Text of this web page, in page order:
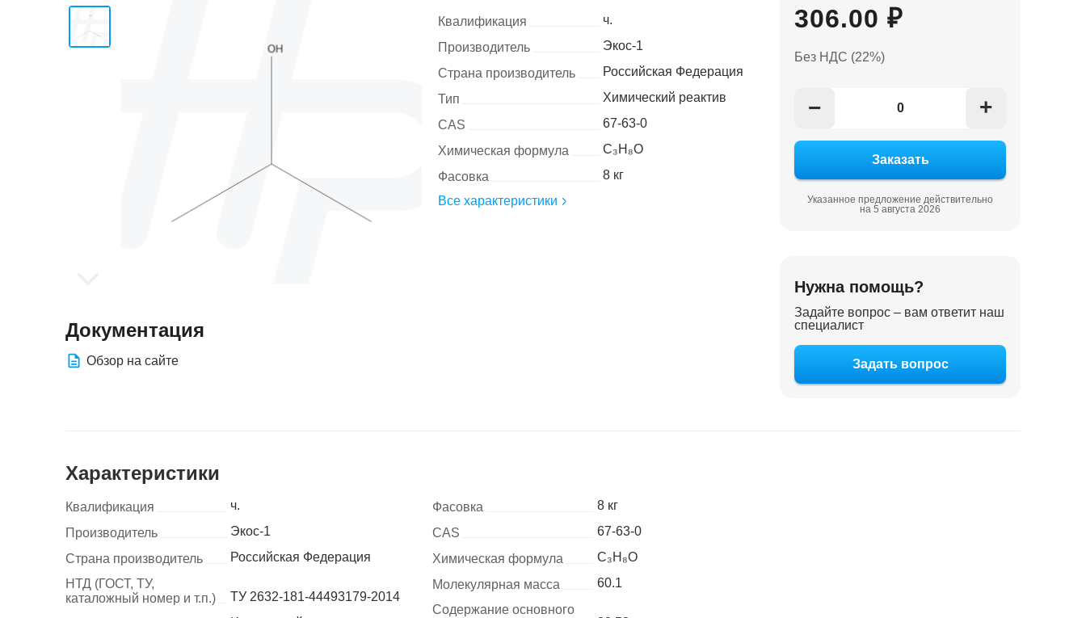
306.00 ₽
Без НДС (22%)
− +
Указанное предложение действительно
на 5 августа 2026
Квалификация
ч.
Производитель
Экос-1
Страна производитель
Российская Федерация
Тип
Химический реактив
CAS
67-63-0
Химическая формула
C₃H₈O
Фасовка
8 кг
Все характеристики
Документация
Обзор на сайте
Нужна помощь?
Задайте вопрос – вам ответит наш
специалист
Задать вопрос
Характеристики
Квалификация
ч.
Производитель
Экос-1
Страна производитель
Российская Федерация
НТД (ГОСТ, ТУ,
каталожный номер и т.п.)
ТУ 2632-181-44493179-2014
Фасовка
8 кг
CAS
67-63-0
Химическая формула
C₃H₈O
Молекулярная масса
60.1
Содержание основного